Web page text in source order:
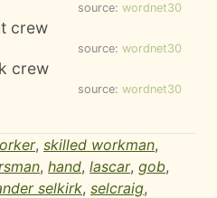
source: wordnet30
crew
source: wordnet30
crew
source: wordnet30
, skilled workman,
, hand, lascar, gob,
selkirk, selcraig,